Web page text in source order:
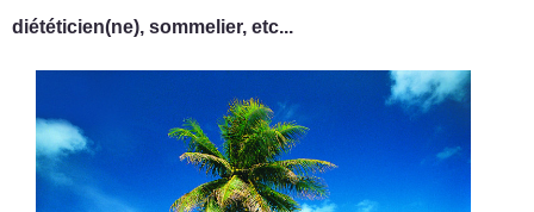
diététicien(ne), sommelier, etc...